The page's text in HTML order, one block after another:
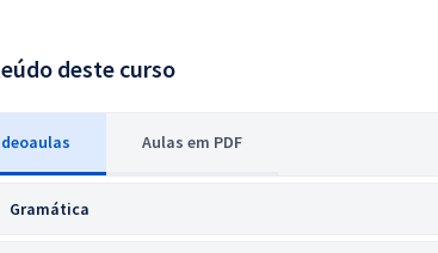
deste curso
Aulas em PDF
Gramática